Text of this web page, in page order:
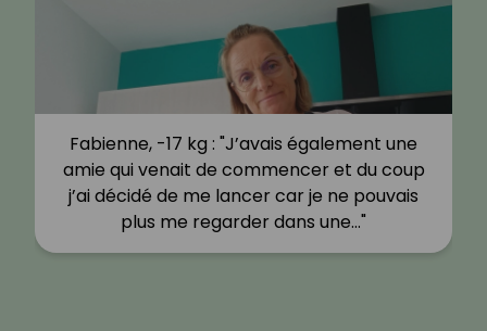
Fabienne, -17 kg : "J’avais également une
amie qui venait de commencer et du coup
j’ai décidé de me lancer car je ne pouvais
plus me regarder dans une…"